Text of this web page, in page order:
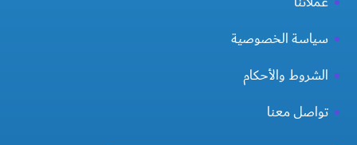
سياسة الخصوصية
الشروط والأحكام
تواصل معنا